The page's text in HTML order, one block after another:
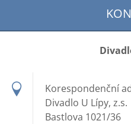
Korespondenční
Divadlo U Lípy, z.s.
Bastlova 1021/36